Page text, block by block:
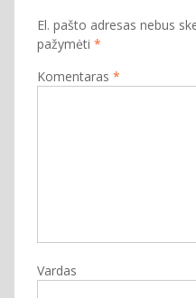
El. pašto adresas nebus
pažymėti *
Komentaras *
Vardas